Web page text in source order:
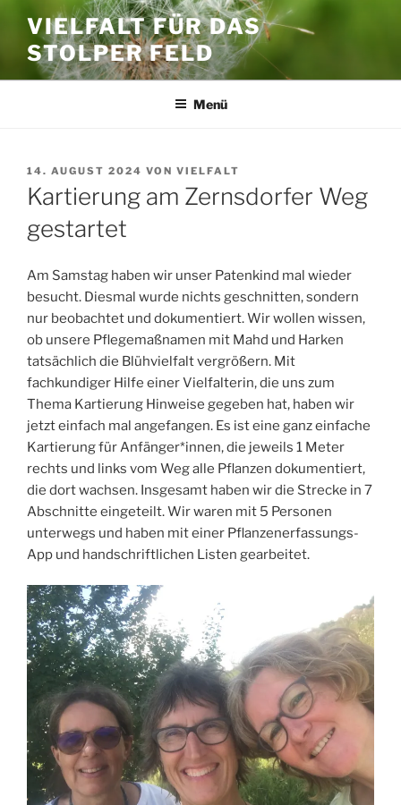
Inhalt
springen
VIELFALT FÜR DAS
STOLPER FELD
Menü
VERÖFFENTLICHT
AM
14. AUGUST 2024 VON VIELFALT
Kartierung am Zernsdorfer Weg
gestartet
Am Samstag haben wir unser Patenkind mal wieder
besucht. Diesmal wurde nichts geschnitten, sondern
nur beobachtet und dokumentiert. Wir wollen wissen,
ob unsere Pflegemaßnamen mit Mahd und Harken
tatsächlich die Blühvielfalt vergrößern. Mit
fachkundiger Hilfe einer Vielfalterin, die uns zum
Thema Kartierung Hinweise gegeben hat, haben wir
jetzt einfach mal angefangen. Es ist eine ganz einfache
Kartierung für Anfänger*innen, die jeweils 1 Meter
rechts und links vom Weg alle Pflanzen dokumentiert,
die dort wachsen. Insgesamt haben wir die Strecke in 7
Abschnitte eingeteilt. Wir waren mit 5 Personen
unterwegs und haben mit einer Pflanzenerfassungs-
App und handschriftlichen Listen gearbeitet.